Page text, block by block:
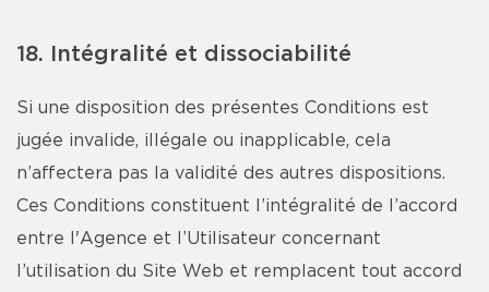
18. Intégralité et dissociabilité
Si une disposition des présentes Conditions est
jugée invalide, illégale ou inapplicable, cela
n’affectera pas la validité des autres dispositions.
Ces Conditions constituent l’intégralité de l’accord
entre l'Agence et l’Utilisateur concernant
l’utilisation du Site Web et remplacent tout accord